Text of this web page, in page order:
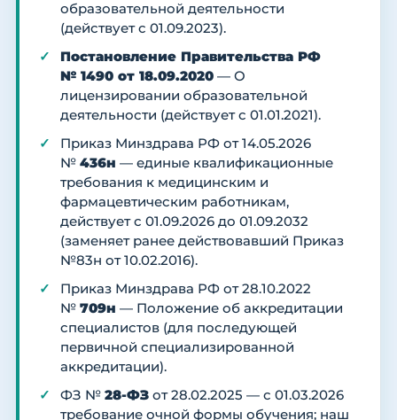
образовательной деятельности
(действует с 01.09.2023).
Постановление Правительства РФ
№ 1490 от 18.09.2020 — О
лицензировании образовательной
деятельности (действует с 01.01.2021).
Приказ Минздрава РФ от 14.05.2026
№ 436н — единые квалификационные
требования к медицинским и
фармацевтическим работникам,
действует с 01.09.2026 до 01.09.2032
(заменяет ранее действовавший Приказ
№83н от 10.02.2016).
Приказ Минздрава РФ от 28.10.2022
№ 709н — Положение об аккредитации
специалистов (для последующей
первичной специализированной
аккредитации).
ФЗ № 28-ФЗ от 28.02.2025 — с 01.03.2026
требование очной формы обучения; наш